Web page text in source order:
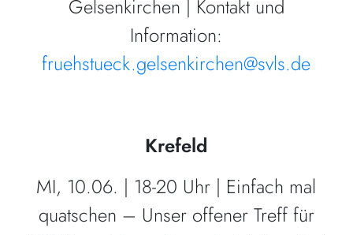
Gelsenkirchen | Kontakt und
Information:
fruehstueck.gelsenkirchen@svls.de
Krefeld
MI, 10.06. | 18-20 Uhr | Einfach mal
quatschen – Unser offener Treff für